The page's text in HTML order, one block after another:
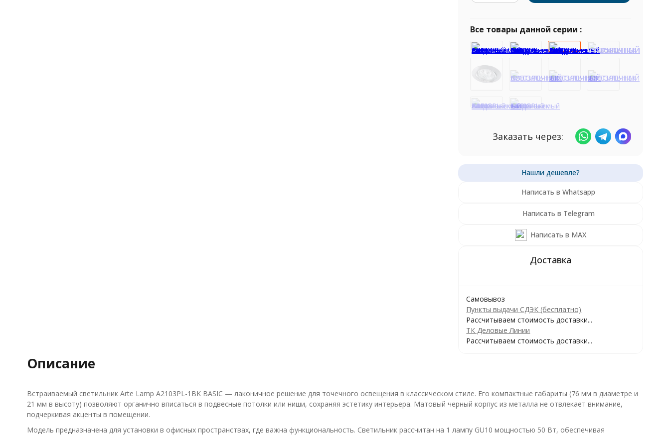
Все товары данной серии :
Заказать через:
Написать в Whatsapp
Написать в Telegram
Написать в MAX
Самовывоз
Пункты выдачи СДЭК (бесплатно)
Рассчитываем стоимость доставки...
ТК Деловые Линии
Рассчитываем стоимость доставки...
Описание
Встраиваемый светильник Arte Lamp A2103PL-1BK BASIC — лаконичное решение для точечного освещения в классическом стиле. Его компактные габариты (76 мм в диаметре и
21 мм в высоту) позволяют органично вписаться в подвесные потолки или ниши, сохраняя эстетику интерьера. Матовый черный корпус из металла не отвлекает внимание,
подчеркивая акценты в помещении.
Модель предназначена для установки в офисных пространствах, где важна функциональность. Светильник рассчитан на 1 лампу GU10 мощностью 50 Вт, обеспечивая